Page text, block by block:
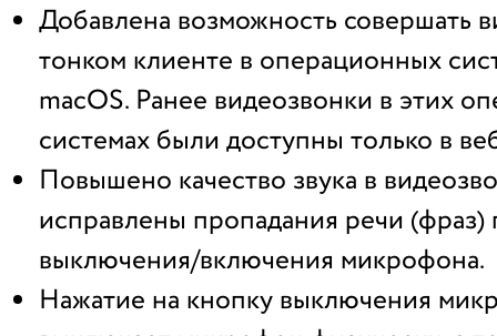
Добавлена возможность совершать
тонком клиенте в операционных
macOS. Ранее видеозвонки в этих
системах были доступны только в
Повышено качество звука в
исправлены пропадания речи (фраз)
выключения/включения микрофона.
Нажатие на кнопку выключения